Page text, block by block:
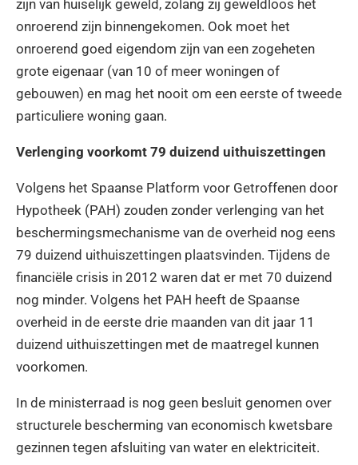
zijn van huiselijk geweld, zolang zij geweldloos het
onroerend zijn binnengekomen. Ook moet het
onroerend goed eigendom zijn van een zogeheten
grote eigenaar (van 10 of meer woningen of
gebouwen) en mag het nooit om een eerste of tweede
particuliere woning gaan.
Verlenging voorkomt 79 duizend uithuiszettingen
Volgens het Spaanse Platform voor Getroffenen door
Hypotheek (PAH) zouden zonder verlenging van het
beschermingsmechanisme van de overheid nog eens
79 duizend uithuiszettingen plaatsvinden. Tijdens de
financiële crisis in 2012 waren dat er met 70 duizend
nog minder. Volgens het PAH heeft de Spaanse
overheid in de eerste drie maanden van dit jaar 11
duizend uithuiszettingen met de maatregel kunnen
voorkomen.
In de ministerraad is nog geen besluit genomen over
structurele bescherming van economisch kwetsbare
gezinnen tegen afsluiting van water en elektriciteit.